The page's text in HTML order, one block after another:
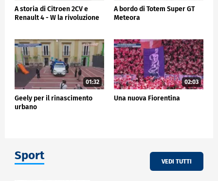
A storia di Citroen 2CV e
Renault 4 - W la rivoluzione
A bordo di Totem Super GT
Meteora
01:32
Geely per il rinascimento
urbano
02:03
Una nuova Fiorentina
Sport VEDI TUTTI